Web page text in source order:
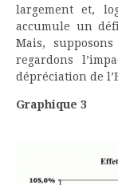
largement et,
accumule un
Mais,
regardons
dépréciation de
Graphique 3